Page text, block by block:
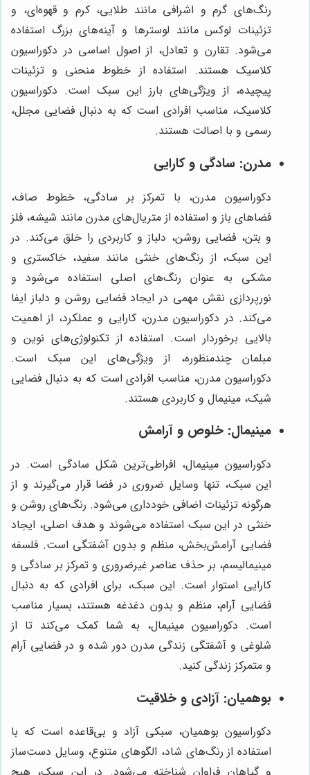
رنگ‌های گرم و اشرافی مانند طلایی، کرم و قهوه‌ای، و
تزئینات لوکس مانند لوسترها و آینه‌های بزرگ استفاده
می‌شود. تقارن و تعادل، از اصول اساسی در دکوراسیون
کلاسیک هستند. استفاده از خطوط منحنی و تزئینات
پیچیده، از ویژگی‌های بارز این سبک است. دکوراسیون
کلاسیک، مناسب افرادی است که به دنبال فضایی مجلل،
رسمی و با اصالت هستند.
مدرن: سادگی و کارایی
دکوراسیون مدرن، با تمرکز بر سادگی، خطوط صاف،
فضاهای باز و استفاده از متریال‌های مدرن مانند شیشه، فلز
و بتن، فضایی روشن، دلباز و کاربردی را خلق می‌کند. در
این سبک، از رنگ‌های خنثی مانند سفید، خاکستری و
مشکی به عنوان رنگ‌های اصلی استفاده می‌شود و
نورپردازی نقش مهمی در ایجاد فضایی روشن و دلباز ایفا
می‌کند. در دکوراسیون مدرن، کارایی و عملکرد، از اهمیت
بالایی برخوردار است. استفاده از تکنولوژی‌های نوین و
مبلمان چندمنظوره، از ویژگی‌های این سبک است.
دکوراسیون مدرن، مناسب افرادی است که به دنبال فضایی
شیک، مینیمال و کاربردی هستند.
مینیمال: خلوص و آرامش
دکوراسیون مینیمال، افراطی‌ترین شکل سادگی است. در
این سبک، تنها وسایل ضروری در فضا قرار می‌گیرند و از
هرگونه تزئینات اضافی خودداری می‌شود. رنگ‌های روشن و
خنثی در این سبک استفاده می‌شوند و هدف اصلی، ایجاد
فضایی آرامش‌بخش، منظم و بدون آشفتگی است. فلسفه
مینیمالیسم، بر حذف عناصر غیرضروری و تمرکز بر سادگی و
کارایی استوار است. این سبک، برای افرادی که به دنبال
فضایی آرام، منظم و بدون دغدغه هستند، بسیار مناسب
است. دکوراسیون مینیمال، به شما کمک می‌کند تا از
شلوغی و آشفتگی زندگی مدرن دور شده و در فضایی آرام
و متمرکز زندگی کنید.
بوهمیان: آزادی و خلاقیت
دکوراسیون بوهمیان، سبکی آزاد و بی‌قاعده است که با
استفاده از رنگ‌های شاد، الگوهای متنوع، وسایل دست‌ساز